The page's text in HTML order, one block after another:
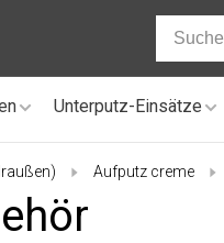
Unterputz-Einsätze
Aufputz creme